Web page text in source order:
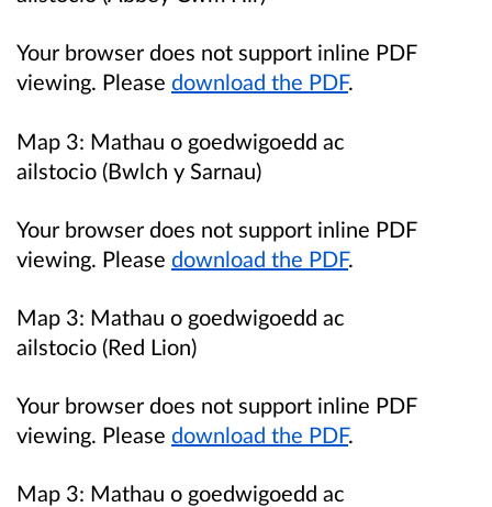
Your browser does not support inline PDF
viewing. Please download the PDF.
Map 3: Mathau o goedwigoedd ac
ailstocio (Bwlch y Sarnau)
Your browser does not support inline PDF
viewing. Please download the PDF.
Map 3: Mathau o goedwigoedd ac
ailstocio (Red Lion)
Your browser does not support inline PDF
viewing. Please download the PDF.
Map 3: Mathau o goedwigoedd ac